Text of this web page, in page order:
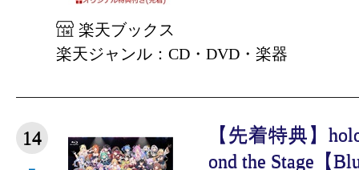
楽天ブックス
楽天ジャンル：CD・DVD・楽器
14
【先着特典】
ond the Stage【